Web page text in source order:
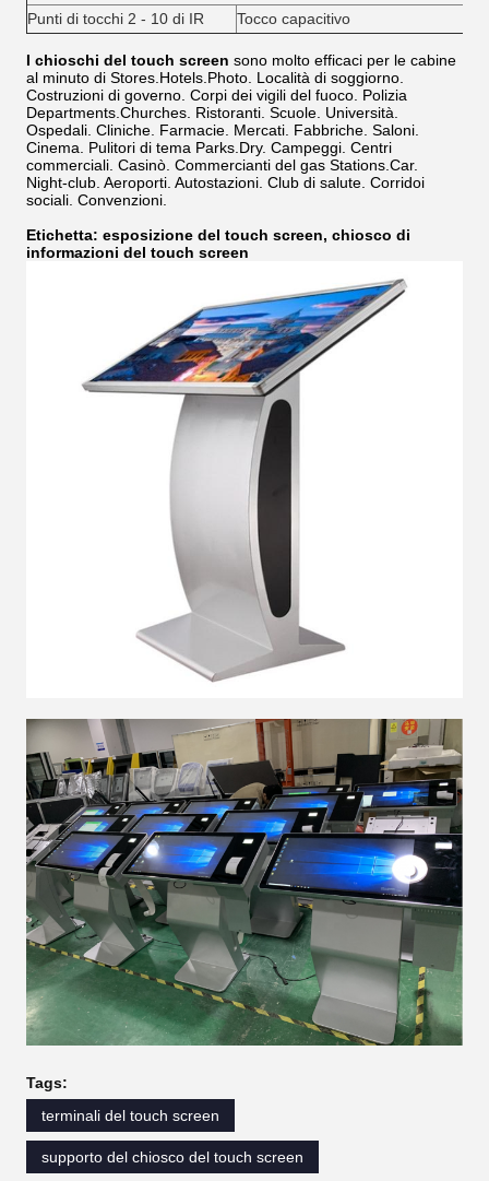
Punti di tocchi 2 - 10 di IR
Tocco capacitivo
I chioschi del touch screen sono molto efficaci per le cabine
al minuto di Stores.Hotels.Photo. Località di soggiorno.
Costruzioni di governo. Corpi dei vigili del fuoco. Polizia
Departments.Churches. Ristoranti. Scuole. Università.
Ospedali. Cliniche. Farmacie. Mercati. Fabbriche. Saloni.
Cinema. Pulitori di tema Parks.Dry. Campeggi. Centri
commerciali. Casinò. Commercianti del gas Stations.Car.
Night-club. Aeroporti. Autostazioni. Club di salute. Corridoi
sociali. Convenzioni.
Etichetta: esposizione del touch screen, chiosco di
informazioni del touch screen
Tags:
terminali del touch screen
supporto del chiosco del touch screen